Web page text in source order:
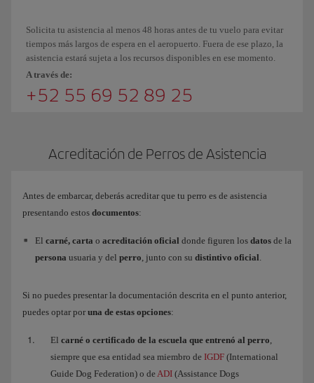
Solicita tu asistencia al menos 48 horas antes de tu vuelo para evitar
tiempos más largos de espera en el aeropuerto. Fuera de ese plazo, la
asistencia estará sujeta a los recursos disponibles en ese momento.
A través de:
+52 55 69 52 89 25
Acreditación de Perros de Asistencia
Antes de embarcar, deberás acreditar que tu perro es de asistencia
presentando estos documentos:
El carné, carta o acreditación oficial donde figuren los datos de la
persona usuaria y del perro, junto con su distintivo oficial.
Si no puedes presentar la documentación descrita en el punto anterior,
puedes optar por una de estas opciones:
El carné o certificado de la escuela que entrenó al perro,
siempre que esa entidad sea miembro de IGDF (International
Guide Dog Federation) o de ADI (Assistance Dogs